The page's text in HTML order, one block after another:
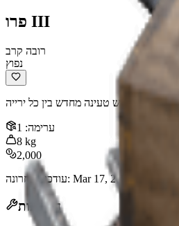
פרו III
רובה קרב
נפוץ
ערימה:
1
8 kg
2,000
עודכן לאחרונה: Mar 17, 2026
השפעות